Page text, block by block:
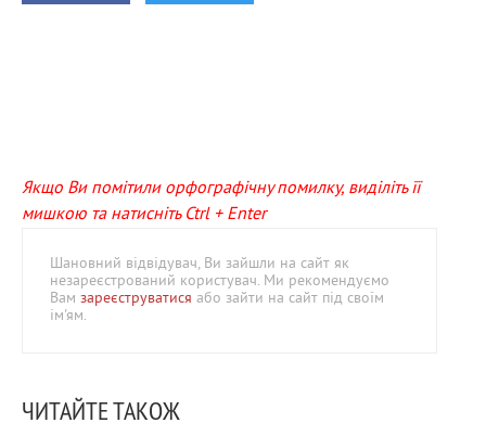
Якщо Ви помітили орфографічну помилку, виділіть її
мишкою та натисніть Ctrl + Enter
Шановний відвідувач, Ви зайшли на сайт як
незареєстрований користувач. Ми рекомендуємо
Вам зареєструватися або зайти на сайт під своїм
ім'ям.
ЧИТАЙТЕ ТАКОЖ